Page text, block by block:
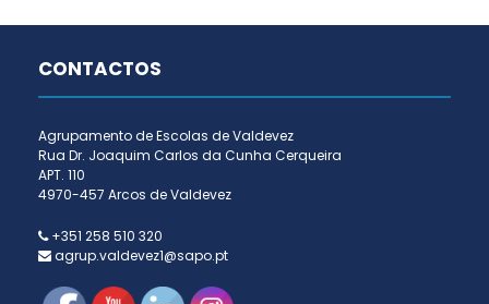
CONTACTOS
Agrupamento de Escolas de Valdevez
Rua Dr. Joaquim Carlos da Cunha Cerqueira
APT. 110
4970-457 Arcos de Valdevez
+351 258 510 320
agrup.valdevez1@sapo.pt